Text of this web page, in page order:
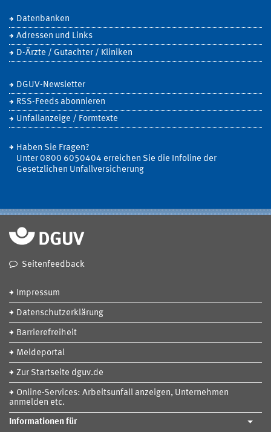
Datenbanken
Adressen und Links
D-Ärzte / Gutachter / Kliniken
DGUV-Newsletter
RSS-Feeds abonnieren
Unfallanzeige / Formtexte
Haben Sie Fragen?
Unter 0800 6050404 erreichen Sie die Infoline der
Gesetzlichen Unfallversicherung
Seitenfeedback
Impressum
Datenschutzerklärung
Barrierefreiheit
Meldeportal
Zur Startseite dguv.de
Online-Services: Arbeitsunfall anzeigen, Unternehmen
anmelden etc.
Informationen für